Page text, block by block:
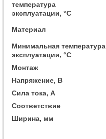
температура
эксплуатации, °C
Материал
Минимальная температура
эксплуатации, °C
Монтаж
Напряжение, В
Сила тока, А
Соответствие
Ширина, мм